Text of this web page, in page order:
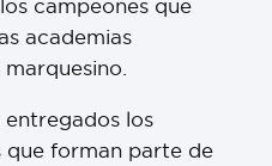
campeones que
academias
entregados los
que forman parte de